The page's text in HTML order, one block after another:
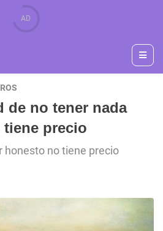
de no tener nada
precio
honesto no tiene precio